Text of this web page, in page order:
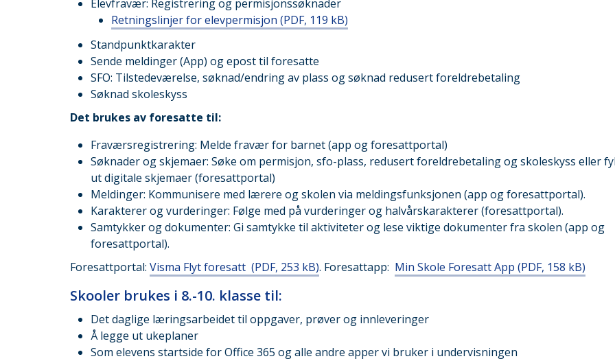
Elevfravær: Registrering og permisjonssøknader
Retningslinjer for elevpermisjon (PDF, 119 kB)
Standpunktkarakter
Sende meldinger (App) og epost til foresatte
SFO: Tilstedeværelse, søknad/endring av plass og søknad redusert foreldrebetaling
Søknad skoleskyss
Det brukes av foresatte til:
Fraværsregistrering: Melde fravær for barnet (app og foresattportal)
Søknader og skjemaer: Søke om permisjon, sfo-plass, redusert foreldrebetaling og skoleskyss eller
ut digitale skjemaer (foresattportal)
Meldinger: Kommunisere med lærere og skolen via meldingsfunksjonen (app og foresattportal).
Karakterer og vurderinger: Følge med på vurderinger og halvårskarakterer (foresattportal).
Samtykker og dokumenter: Gi samtykke til aktiviteter og lese viktige dokumenter fra skolen (app og
foresattportal).
Foresattportal: Visma Flyt foresatt (PDF, 253 kB). Foresattapp: Min Skole Foresatt App (PDF, 158 kB)
Skooler brukes i 8.-10. klasse til:
Det daglige læringsarbeidet til oppgaver, prøver og innleveringer
Å legge ut ukeplaner
Som elevens startside for Office 365 og alle andre apper vi bruker i undervisningen